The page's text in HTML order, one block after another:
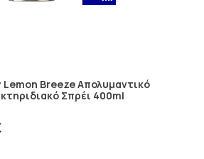
Breeze Απολυμαντικό
Σπρέι 400ml